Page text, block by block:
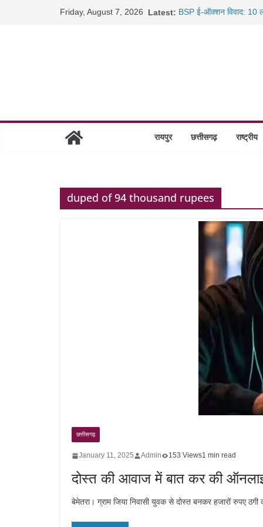
Friday, August 7, 2026 Latest: BSP ई-ऑक्शन विवाद: 10
छत्तीसगढ़ में 1460 गोधाम
साइबर ठगी पर दुर्ग पुलिस
रायपुर छत्तीसगढ़ राष्ट्रीय
duped of 94 thousand rupees
छत्तीसगढ़
January 11, 2025 Admin 153 Views1 min read
दोस्त की आवाज में बात कर की
बेमेतरा। ग्राम जिया निवासी युवक से दोस्त बनकर हजारों रुपए